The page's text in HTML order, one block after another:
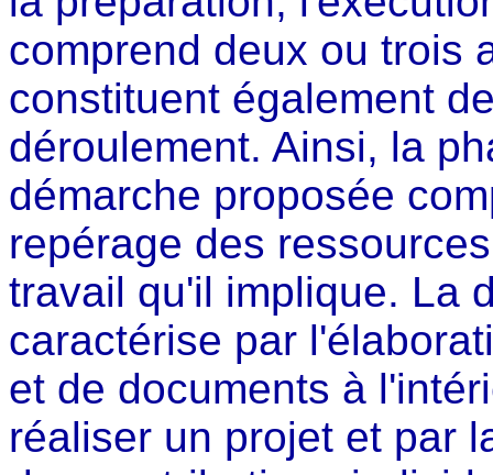
comprend deux ou trois
constituent également
déroulement. Ainsi, la
démarche proposée
repérage des
travail qu'il implique. La
caractérise par
et de documents à
réaliser un projet et par